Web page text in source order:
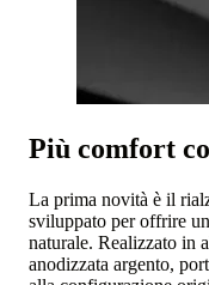
Più comfort
La prima novità è il
sviluppato per offrire
naturale. Realizzato in
anodizzata argento,